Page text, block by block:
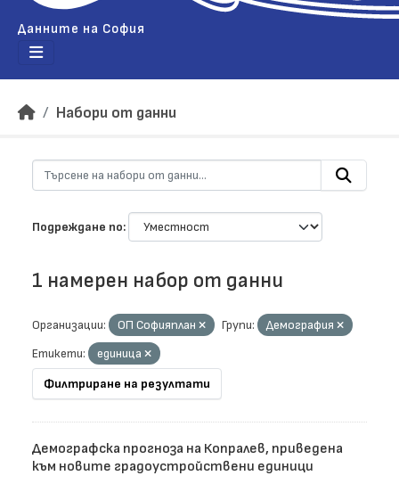
Данните на София
Набори от данни
Подреждане по
1 намерен набор от данни
Организации: ОП Софияплан Групи:
Демография
Етикети:
единица
Филтриране на резултати
Демографска прогноза на Копралев, приведена
към новите градоустройствени единици